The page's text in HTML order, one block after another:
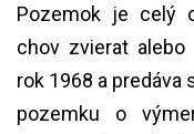
Kúrenie:
Voda:
studňa
Internet:
áno
Energ.
Pozemok je celý
chov zvierat alebo
rok 1968 a predáva
pozemku o